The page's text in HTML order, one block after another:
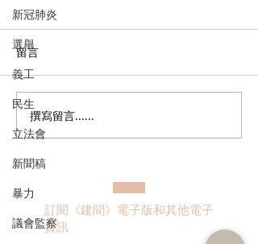
新冠肺炎
選舉
義工
民生
立法會
新聞稿
暴力
議會監察
民建聯呼籲選民登記並積
極履行選民權力
留言
撰寫留言......
訂閱《建聞》電子版和其他電子
資訊